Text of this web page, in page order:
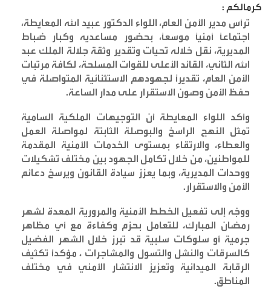
كرمالكم :
ترأس مدير الأمن العام، اللواء الدكتور عبيد الله المعايطة،
اجتماعاً أمنياً موسعاً، بحضور مساعديه وكبار ضباط
المديرية، نقل خلاله تحيات وتقدير وثقة جلالة الملك عبد
الله الثاني، القائد الأعلى للقوات المسلحة، لكافة مرتبات
الأمن العام، تقديراً لجهودهم الاستثنائية المتواصلة في
حفظ الأمن وصون الاستقرار على مدار الساعة.
وأكد اللواء المعايطة أن التوجيهات الملكية السامية
تمثل النهج الراسخ والبوصلة الثابتة لمواصلة العمل
والعطاء، والارتقاء بمستوى الخدمات الأمنية المقدمة
للمواطنين، من خلال تكامل الجهود بين مختلف تشكيلات
ووحدات المديرية، وبما يعزز سيادة القانون ويرسخ دعائم
الأمن والاستقرار.
ووجّه إلى تفعيل الخطط الأمنية والمرورية المعدة لشهر
رمضان المبارك، للتعامل بحزم وكفاءة مع أي مظاهر
جرمية أو سلوكات سلبية قد تبرز خلال الشهر الفضيل
كالسرقات والنشل والتسول والمشاجرات ، مؤكداً تكثيف
الرقابة الميدانية وتعزيز الانتشار الأمني في مختلف
المناطق.